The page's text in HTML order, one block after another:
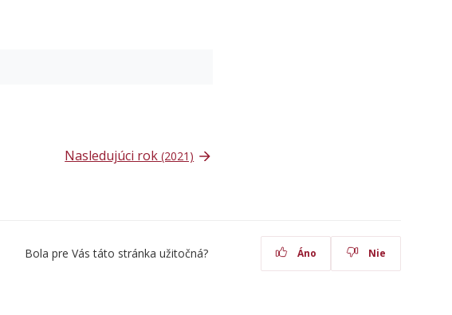
Nasledujúci rok(2021)
Bola pre Vás táto stránka užitočná? Áno Nie